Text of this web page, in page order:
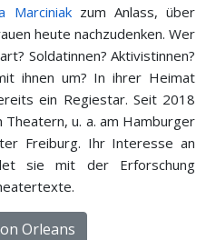
Marciniakzum Anlass, über
heute nachzudenken. Wer
Soldatinnen? Aktivistinnen?
ihnen um? In ihrer Heimat
ein Regiestar. Seit 2018
u. a. am Hamburger
Freiburg. Ihr Interesse an
sie mit der Erforschung
Orleans